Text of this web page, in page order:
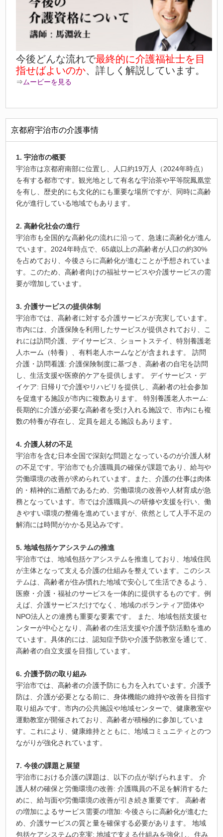
今後どんな流れで最終的に介護福祉士を目
指せばよいのか、詳しく解説しています。
⇒ムービーを見る
京都府宇治市の介護事情
1. 宇治市の概要
宇治市は京都府南部に位置し、人口約19万人（2024年時点）
を有する都市です。観光地として有名な宇治茶や平等院鳳凰堂
を有し、歴史的にも文化的にも重要な場所ですが、同時に高齢
化が進行している地域でもあります。
2. 高齢化社会の進行
宇治市も全国的な高齢化の流れに沿って、急速に高齢化が進ん
でいます。2024年時点で、65歳以上の高齢者が人口の約30%
を占めており、今後さらに高齢化が進むことが予想されていま
す。このため、高齢者向けの福祉サービスや介護サービスの需
要が増加しています。
3. 介護サービスの提供体制
宇治市では、高齢者に対する介護サービスが充実しています。
市内には、介護保険を利用したサービスが提供されており、こ
れには訪問介護、デイサービス、ショートステイ、特別養護老
人ホーム（特養）、有料老人ホームなどが含まれます。 訪問
介護・訪問看護: 介護保険制度に基づき、高齢者の自宅を訪問
し、生活支援や医療的ケアを提供します。 デイサービス・デ
イケア: 日帰りで介護やリハビリを提供し、高齢者の社会参加
を促進する施設が市内に複数あります。 特別養護老人ホーム:
長期的に介護が必要な高齢者を受け入れる施設で、市内にも複
数の特養が存在し、定員を超える施設もあります。
4. 介護人材の不足
宇治市を含む日本全国で深刻な問題となっているのが介護人材
の不足です。宇治市でも介護職員の確保が課題であり、給与や
労働環境の改善が求められています。また、介護の仕事は肉体
的・精神的に過酷であるため、労働環境の改善や人材育成が急
務となっています。市では介護職員への研修や支援を行い、働
きやすい環境の整備を進めていますが、依然として人手不足の
解消には時間がかかる見込みです。
5. 地域包括ケアシステムの推進
宇治市では、地域包括ケアシステムを推進しており、地域住民
が主体となって支える介護の仕組みを整えています。このシス
テムは、高齢者が住み慣れた地域で安心して生活できるよう、
医療・介護・福祉のサービスを一体的に提供するものです。例
えば、介護サービスだけでなく、地域のボランティア団体や
NPO法人との連携も重要な要素です。 また、地域包括支援セ
ンターが中心となり、高齢者の生活支援や介護予防活動を進め
ています。具体的には、認知症予防や介護予防教室を通じて、
高齢者の自立支援を目指しています。
6. 介護予防の取り組み
宇治市では、高齢者の介護予防にも力を入れています。介護予
防は、介護が必要となる前に、身体機能の維持や改善を目指す
取り組みです。市内の公共施設や地域センターで、健康教室や
運動教室が開催されており、高齢者が積極的に参加していま
す。これにより、健康維持とともに、地域コミュニティとのつ
ながりが強化されています。
7. 今後の課題と展望
宇治市における介護の課題は、以下の点が挙げられます。 介
護人材の確保と労働環境の改善: 介護職員の不足を解消するた
めに、給与面や労働環境の改善が引き続き重要です。 高齢者
の増加によるサービス需要の増加: 今後さらに高齢化が進むた
め、介護サービスの質と量を確保する必要があります。 地域
包括ケアシステムの充実: 地域で支える仕組みを強化し、住み